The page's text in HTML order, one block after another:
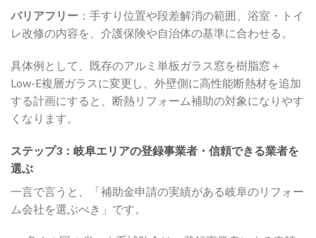
バリアフリー ：手すり位置や段差解消の範囲、浴室・トイ
レ改修の内容を、介護保険や自治体の基準に合わせる。
具体例として、既存のアルミ単板ガラス窓を樹脂窓＋
Low-E複層ガラスに変更し、外壁側に高性能断熱材を追加
する計画にすると、断熱リフォーム補助の対象になりやす
くなります。
ステップ3：岐阜エリアの登録事業者・信頼できる業者を
選ぶ
一言で言うと、「補助金申請の実績がある岐阜のリフォー
ム会社を選ぶべき」です。